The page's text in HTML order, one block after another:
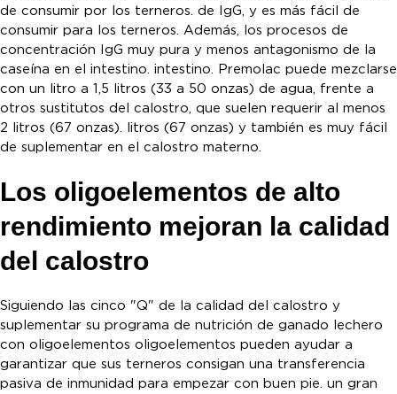
de consumir por los terneros. de IgG, y es más fácil de
consumir para los terneros. Además, los procesos de
concentración IgG muy pura y menos antagonismo de la
caseína en el intestino. intestino. Premolac puede mezclarse
con un litro a 1,5 litros (33 a 50 onzas) de agua, frente a
otros sustitutos del calostro, que suelen requerir al menos
2 litros (67 onzas). litros (67 onzas) y también es muy fácil
de suplementar en el calostro materno.
Los oligoelementos de alto
rendimiento mejoran la calidad
del calostro
Siguiendo las cinco "Q" de la calidad del calostro y
suplementar su programa de nutrición de ganado lechero
con oligoelementos oligoelementos pueden ayudar a
garantizar que sus terneros consigan una transferencia
pasiva de inmunidad para empezar con buen pie. un gran